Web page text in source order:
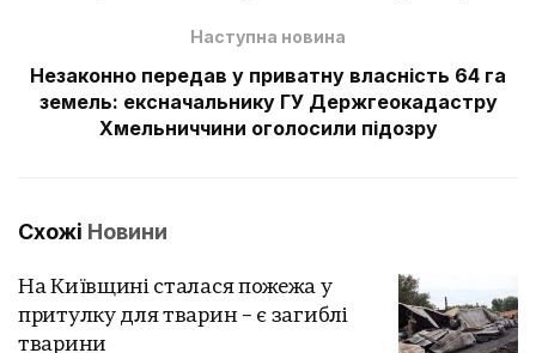
Наступна новина
Незаконно передав у приватну власність 64 га
земель: ексначальнику ГУ Держгеокадастру
Хмельниччини оголосили підозру
Схожі Новини
На Київщині сталася пожежа у
притулку для тварин – є загиблі
тварини